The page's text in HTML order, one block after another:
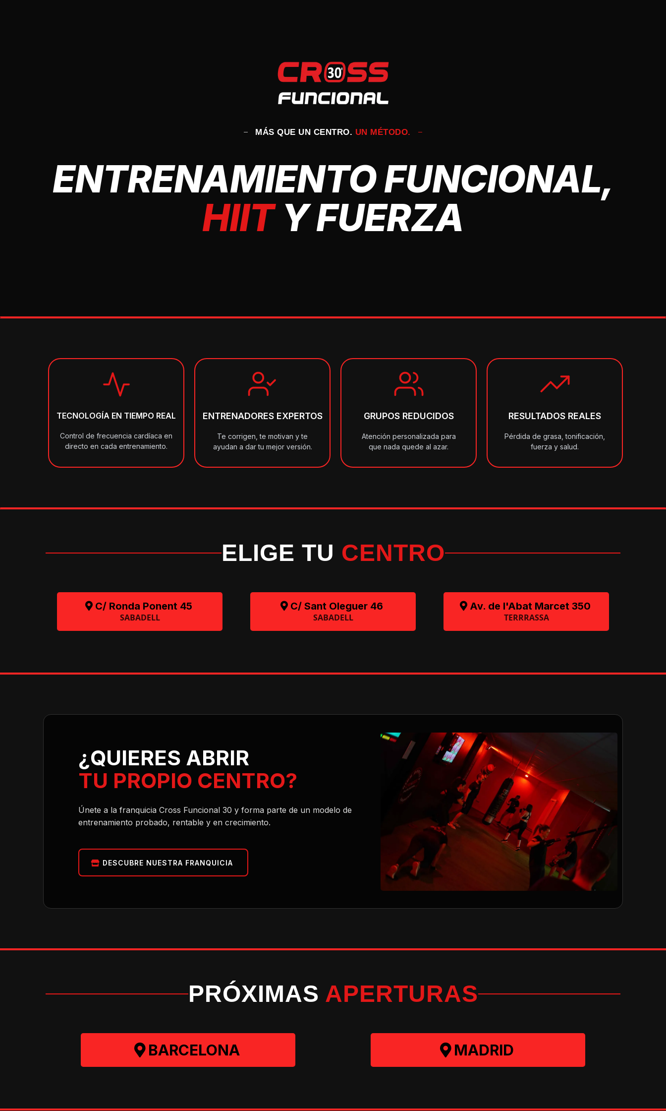
MÁS QUE UN CENTRO. UN MÉTODO.
ENTRENAMIENTO FUNCIONAL,
HIITY FUERZA
TECNOLOGÍA EN TIEMPO REAL
Control de frecuencia cardíaca en
directo en cada entrenamiento.
ENTRENADORES EXPERTOS
Te corrigen, te motivan y te
ayudan a dar tu mejor versión.
GRUPOS REDUCIDOS
Atención personalizada para
que nada quede al azar.
RESULTADOS REALES
Pérdida de grasa, tonificación,
fuerza y salud.
ELIGE TU CENTRO
C/ Ronda Ponent 45
SABADELL
C/ Sant Oleguer 46
SABADELL
Av. de l'Abat Marcet 350
TERRRASSA
¿QUIERES ABRIR
TU PROPIO CENTRO?
Únete a la franquicia Cross Funcional 30 y forma parte de un modelo de
entrenamiento probado, rentable y en crecimiento.
DESCUBRE NUESTRA FRANQUICIA
PRÓXIMAS APERTURAS
BARCELONA MADRID